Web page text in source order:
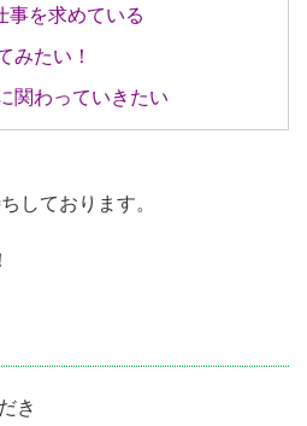
事を求めている
みたい！
関わっていきたい
しております。
き